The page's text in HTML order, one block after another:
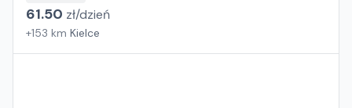
61.50 zł/dzień
+153 km Kielce